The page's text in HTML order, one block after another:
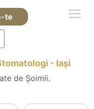
te
- Iaşi
de Șoimii.